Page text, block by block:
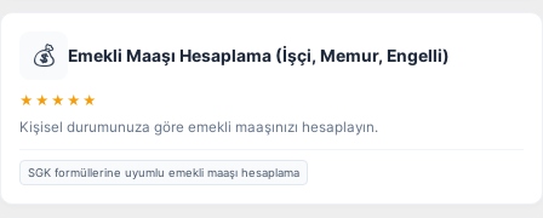
💰 Emekli Maaşı Hesaplama (İşçi, Memur, Engelli)
★★★★★
Kişisel durumunuza göre emekli maaşınızı hesaplayın.
SGK formüllerine uyumlu emekli maaşı hesaplama